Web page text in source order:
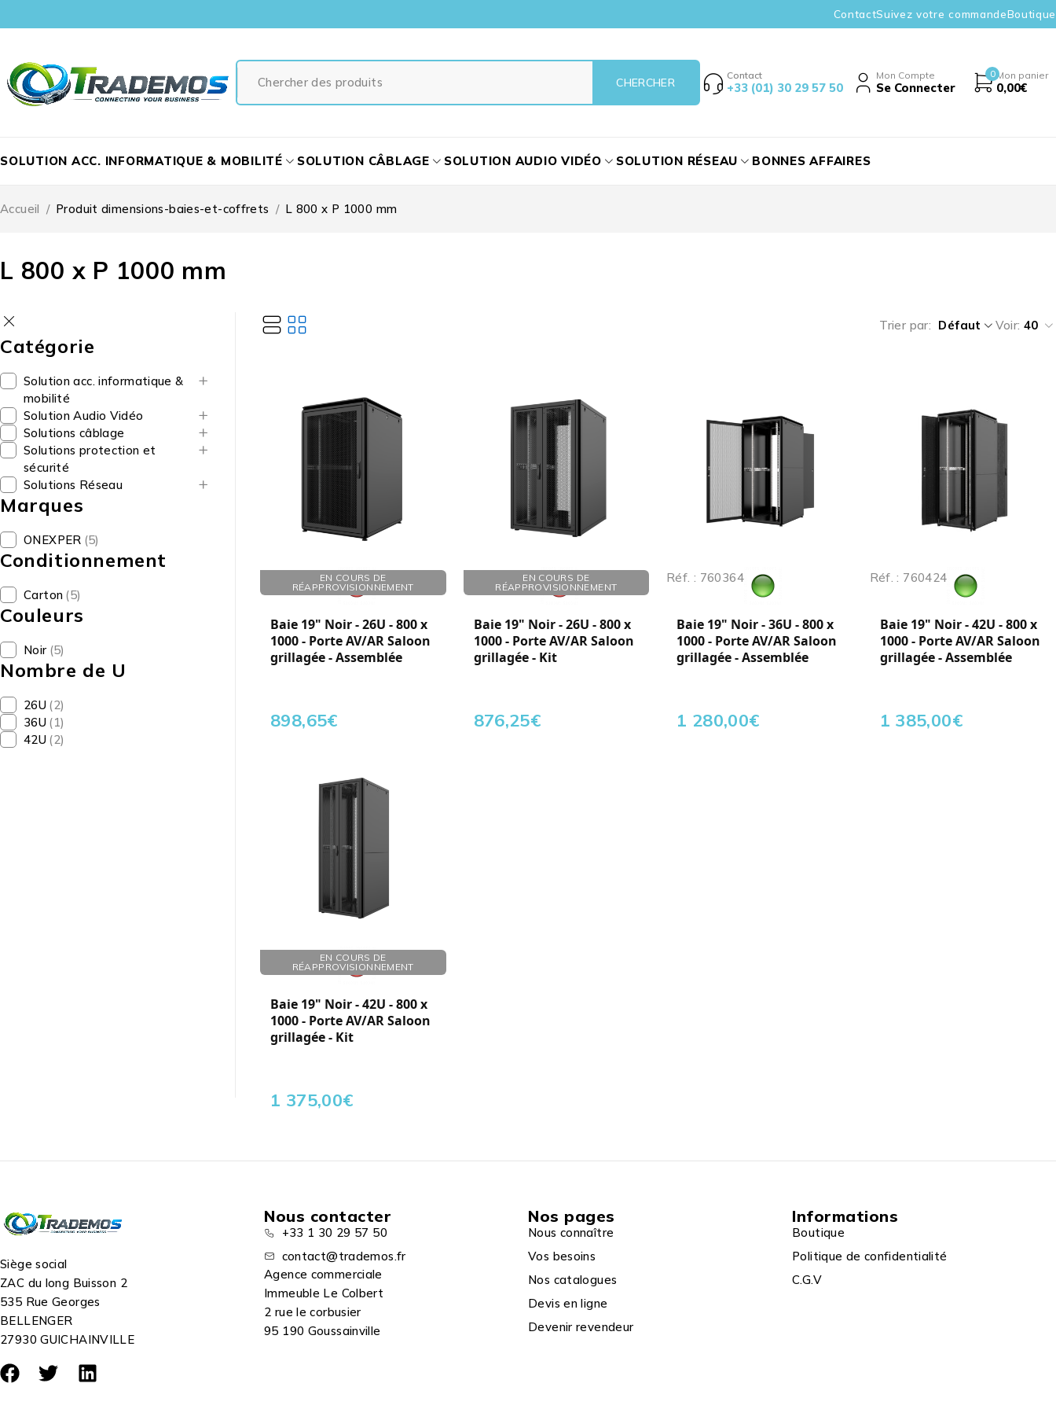
ContactSuivez votre commandeBoutique
Contact
+33 (01) 30 29 57 50
Mon Compte
Se Connecter
0 Mon panier
0,00€
SOLUTION ACC. INFORMATIQUE & MOBILITÉ SOLUTION CÂBLAGE SOLUTION AUDIO VIDÉO SOLUTION RÉSEAU BONNES AFFAIRES
L 800 x P 1000 mm
Accueil / Produit dimensions-baies-et-coffrets / L 800 x P 1000 mm
Catégorie
Solution acc. informatique &
mobilité
Solution Audio Vidéo
Solutions câblage
Solutions protection et
sécurité
Solutions Réseau
Marques
ONEXPER (5)
Conditionnement
Carton (5)
Couleurs
Noir (5)
Nombre de U
26U (2)
36U (1)
42U (2)
Trier par Défaut Voir: 40
EN COURS DE
RÉAPPROVISIONNEMENT
Réf. : 760264
Baie 19" Noir - 26U - 800 x
1000 - Porte AV/AR Saloon
grillagée - Assemblée
898,65€
EN COURS DE
RÉAPPROVISIONNEMENT
Réf. : 760269
Baie 19" Noir - 26U - 800 x
1000 - Porte AV/AR Saloon
grillagée - Kit
876,25€
Réf. : 760364
Baie 19" Noir - 36U - 800 x
1000 - Porte AV/AR Saloon
grillagée - Assemblée
1 280,00€
Réf. : 760424
Baie 19" Noir - 42U - 800 x
1000 - Porte AV/AR Saloon
grillagée - Assemblée
1 385,00€
EN COURS DE
RÉAPPROVISIONNEMENT
Réf. : 760429
Baie 19" Noir - 42U - 800 x
1000 - Porte AV/AR Saloon
grillagée - Kit
1 375,00€
Siège social
ZAC du long Buisson 2
535 Rue Georges
BELLENGER
27930 GUICHAINVILLE
Nous contacter
+33 1 30 29 57 50
contact@trademos.fr
Agence commerciale
Immeuble Le Colbert
2 rue le corbusier
95 190 Goussainville
Nos pages
Nous connaître
Vos besoins
Nos catalogues
Devis en ligne
Devenir revendeur
Informations
Boutique
Politique de confidentialité
C.G.V